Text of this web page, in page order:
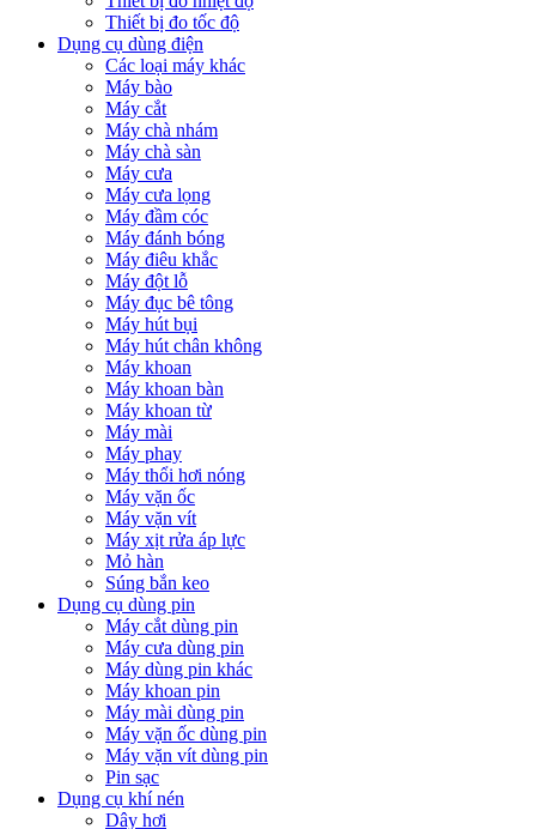
Thiết bị đo tốc độ
Dụng cụ dùng điện
Các loại máy khác
Máy bào
Máy cắt
Máy chà nhám
Máy chà sàn
Máy cưa
Máy cưa lọng
Máy đầm cóc
Máy đánh bóng
Máy điêu khắc
Máy đột lỗ
Máy đục bê tông
Máy hút bụi
Máy hút chân không
Máy khoan
Máy khoan bàn
Máy khoan từ
Máy mài
Máy phay
Máy thổi hơi nóng
Máy vặn ốc
Máy vặn vít
Máy xịt rửa áp lực
Mỏ hàn
Súng bắn keo
Dụng cụ dùng pin
Máy cắt dùng pin
Máy cưa dùng pin
Máy dùng pin khác
Máy khoan pin
Máy mài dùng pin
Máy vặn ốc dùng pin
Máy vặn vít dùng pin
Pin sạc
Dụng cụ khí nén
Dây hơi